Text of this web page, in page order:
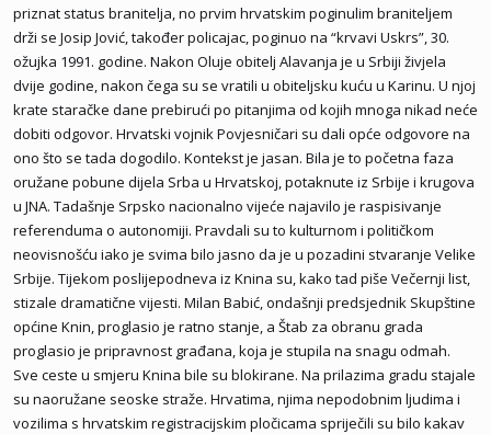
priznat status branitelja, no prvim hrvatskim poginulim braniteljem
drži se Josip Jović, također policajac, poginuo na “krvavi Uskrs”, 30.
ožujka 1991. godine. Nakon Oluje obitelj Alavanja je u Srbiji živjela
dvije godine, nakon čega su se vratili u obiteljsku kuću u Karinu. U njoj
krate staračke dane prebirući po pitanjima od kojih mnoga nikad neće
dobiti odgovor. Hrvatski vojnik Povjesničari su dali opće odgovore na
ono što se tada dogodilo. Kontekst je jasan. Bila je to početna faza
oružane pobune dijela Srba u Hrvatskoj, potaknute iz Srbije i krugova
u JNA. Tadašnje Srpsko nacionalno vijeće najavilo je raspisivanje
referenduma o autonomiji. Pravdali su to kulturnom i političkom
neovisnošću iako je svima bilo jasno da je u pozadini stvaranje Velike
Srbije. Tijekom poslijepodneva iz Knina su, kako tad piše Večernji list,
stizale dramatične vijesti. Milan Babić, ondašnji predsjednik Skupštine
općine Knin, proglasio je ratno stanje, a Štab za obranu grada
proglasio je pripravnost građana, koja je stupila na snagu odmah.
Sve ceste u smjeru Knina bile su blokirane. Na prilazima gradu stajale
su naoružane seoske straže. Hrvatima, njima nepodobnim ljudima i
vozilima s hrvatskim registracijskim pločicama spriječili su bilo kakav